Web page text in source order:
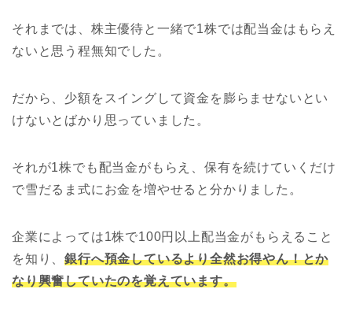
それまでは、株主優待と一緒で1株では配当金はもらえ
ないと思う程無知でした。
だから、少額をスイングして資金を膨らませないとい
けないとばかり思っていました。
それが1株でも配当金がもらえ、保有を続けていくだけ
で雪だるま式にお金を増やせると分かりました。
企業によっては1株で100円以上配当金がもらえること
を知り、銀行へ預金しているより全然お得やん！とか
なり興奮していたのを覚えています。